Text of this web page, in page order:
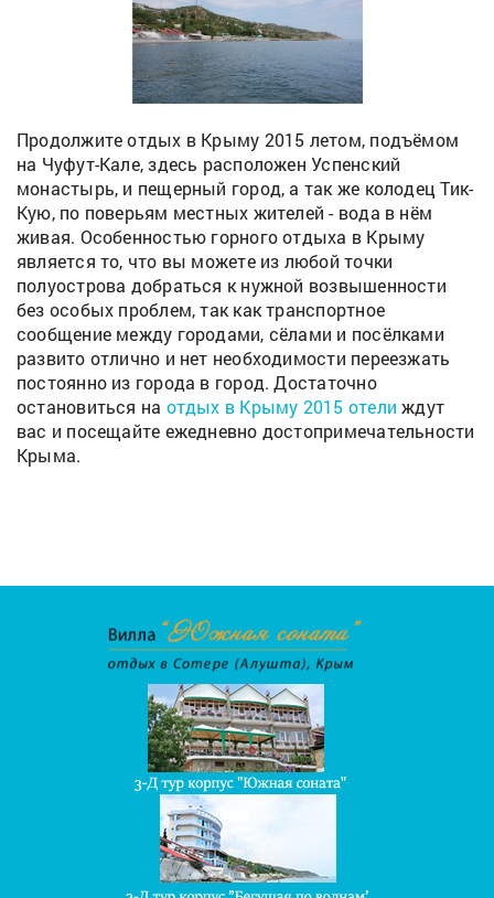
Продолжите отдых в Крыму 2015 летом, подъёмом
на Чуфут-Кале, здесь расположен Успенский
монастырь, и пещерный город, а так же колодец Тик-
Кую, по поверьям местных жителей - вода в нём
живая. Особенностью горного отдыха в Крыму
является то, что вы можете из любой точки
полуострова добраться к нужной возвышенности
без особых проблем, так как транспортное
сообщение между городами, сёлами и посёлками
развито отлично и нет необходимости переезжать
постоянно из города в город. Достаточно
остановиться на отдых в Крыму 2015 отели ждут
вас и посещайте ежедневно достопримечательности
Крыма.